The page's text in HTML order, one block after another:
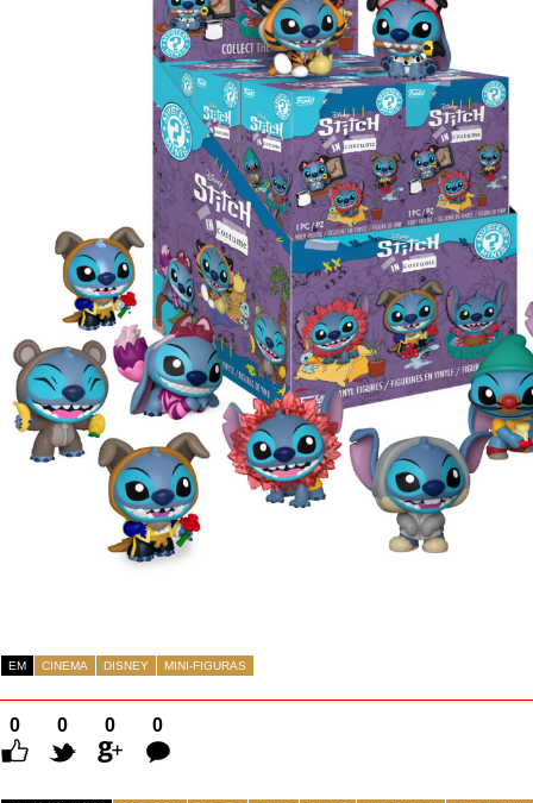
EM CINEMA DISNEY MINI-FIGURAS
0 0 0
0
Comentários